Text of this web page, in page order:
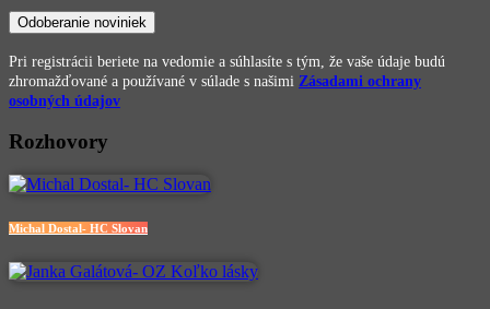
Pri registrácii beriete na vedomie a súhlasíte s tým, že vaše údaje budú
zhromažďované a používané v súlade s našimi Zásadami ochrany
osobných údajov
Rozhovory
Michal Dostal- HC Slovan